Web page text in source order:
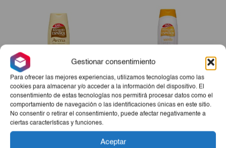
Gestionar consentimiento
Para ofrecer las mejores experiencias, utilizamos tecnologías como las
cookies para almacenar y/o acceder a la información del dispositivo. El
consentimiento de estas tecnologías nos permitirá procesar datos como el
comportamiento de navegación o las identificaciones únicas en este sitio.
No consentir o retirar el consentimiento, puede afectar negativamente a
ciertas características y funciones.
Aceptar
Loción Hidratante Avena IE
500 Ml
Gel De Ducha Vainilla IE
750ml